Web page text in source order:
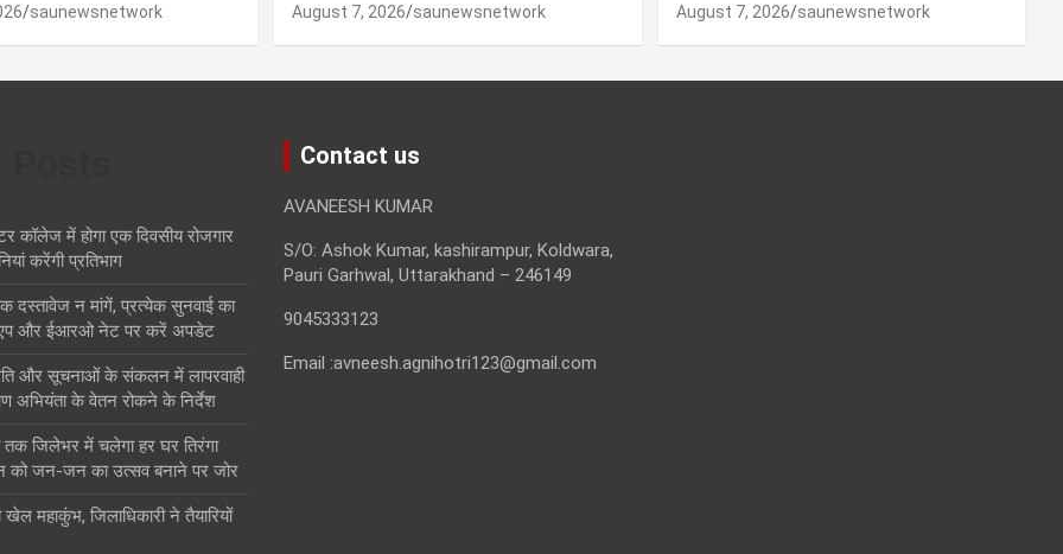
saunewsnetwork August 7, 2026 saunewsnetwork August 7, 2026 saunewsnetwork
कॉलेज में होगा एक दिवसीय रोजगार
करेंगी प्रतिभाग
दस्तावेज न मांगें, प्रत्येक सुनवाई का
और ईआरओ नेट पर करें अपडेट
और सूचनाओं के संकलन में लापरवाही
अभियंता के वेतन रोकने के निर्देश
जिलेभर में चलेगा हर घर तिरंगा
को जन-जन का उत्सव बनाने पर जोर
खेल महाकुंभ, जिलाधिकारी ने तैयारियों
Contact us
AVANEESH KUMAR
S/O: Ashok Kumar, kashirampur, Koldwara,
Pauri Garhwal, Uttarakhand – 246149
9045333123
Email :avneesh.agnihotri123@gmail.com